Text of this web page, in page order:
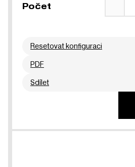
Počet
Resetovat konfiguraci
PDF
Sdílet